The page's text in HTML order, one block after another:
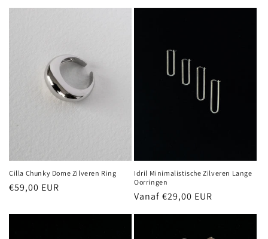
Cilla Chunky Dome Zilveren Ring
Normale
€59,00 EUR
Idril Minimalistische Zilveren Lange
Oorringen
Normale
prijs
Vanaf €29,00 EUR